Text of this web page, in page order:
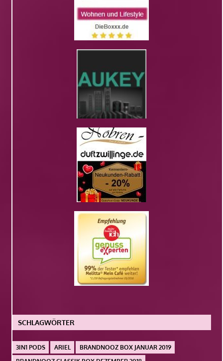
SCHLAGWÖRTER
3IN1 PODS ARIEL
BRANDNOOZ BOX JANUAR 2019